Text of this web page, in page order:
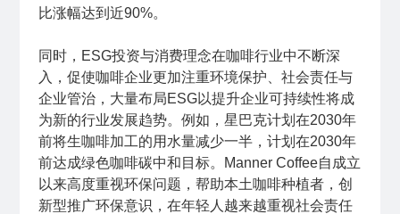
比涨幅达到近90%。
同时，ESG投资与消费理念在咖啡行业中不断深
入，促使咖啡企业更加注重环境保护、社会责任与
企业管治，大量布局ESG以提升企业可持续性将成
为新的行业发展趋势。例如，星巴克计划在2030年
前将生咖啡加工的用水量减少一半，计划在2030年
前达成绿色咖啡碳中和目标。Manner Coffee自成立
以来高度重视环保问题，帮助本土咖啡种植者，创
新型推广环保意识，在年轻人越来越重视社会责任